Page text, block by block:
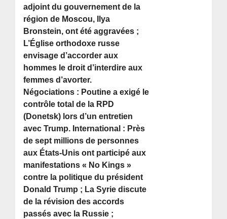
adjoint du gouvernement de la
région de Moscou, Ilya
Bronstein, ont été aggravées ;
L’Église orthodoxe russe
envisage d’accorder aux
hommes le droit d’interdire aux
femmes d’avorter.
Négociations : Poutine a exigé le
contrôle total de la RPD
(Donetsk) lors d’un entretien
avec Trump. International : Près
de sept millions de personnes
aux États-Unis ont participé aux
manifestations « No Kings »
contre la politique du président
Donald Trump ; La Syrie discute
de la révision des accords
passés avec la Russie ;